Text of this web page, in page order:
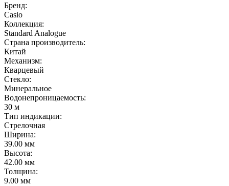
Бренд:
Casio
Коллекция:
Standard Analogue
Страна производитель:
Китай
Механизм:
Кварцевый
Стекло:
Минеральное
Водонепроницаемость:
30 м
Тип индикации:
Стрелочная
Ширина:
39.00 мм
Высота:
42.00 мм
Толщина:
9.00 мм